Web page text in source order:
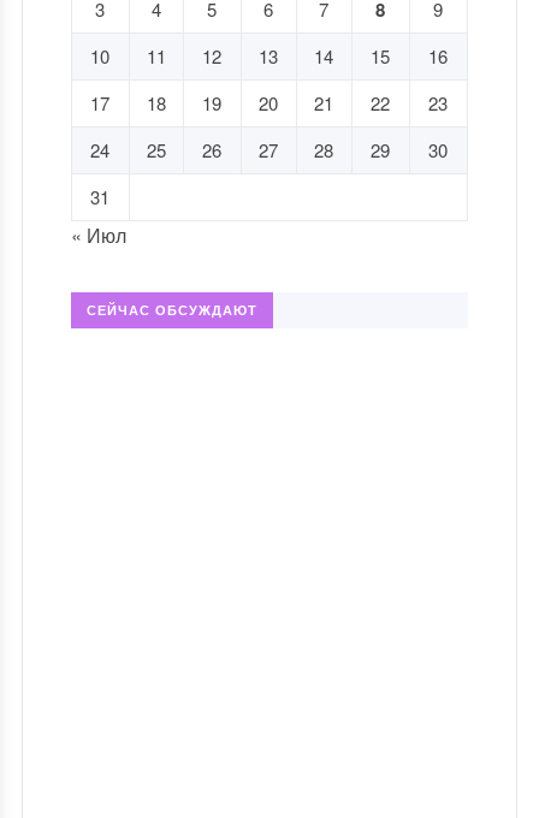
3
4 5 6 7 8
9
10
11 12 13 14 15
16
17
18 19 20 21 22
23
24
25 26 27 28 29
30
31
« Июл
СЕЙЧАС ОБСУЖДАЮТ